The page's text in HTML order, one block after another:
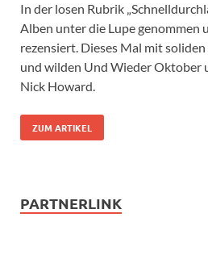
In der losen Rubrik
Alben unter die Lupe genommen
rezensiert. Dieses Mal mit
und wilden Und Wieder Oktober
Nick Howard.
ZUM ARTIKEL
PARTNERLINK